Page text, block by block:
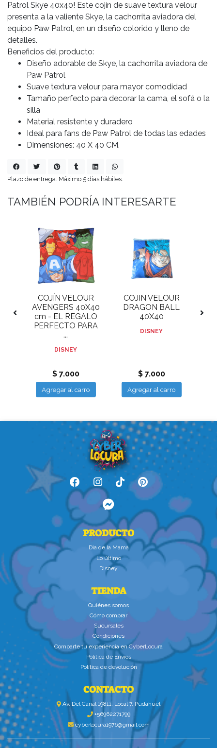
Patrol Skye 40x40! Este cojín de suave textura velour
presenta a la valiente Skye, la cachorrita aviadora del
equipo Paw Patrol, en un diseño colorido y lleno de
detalles.
Beneficios del producto:
Diseño adorable de Skye, la cachorrita aviadora de
Paw Patrol
Suave textura velour para mayor comodidad
Tamaño perfecto para decorar la cama, el sofá o la
silla
Material resistente y duradero
Ideal para fans de Paw Patrol de todas las edades
Dimensiones: 40 X 40 CM.
Plazo de entrega: Máximo 5 días hábiles.
TAMBIÉN PODRÍA INTERESARTE
COJÍN VELOUR
AVENGERS 40X40
cm - EL REGALO
PERFECTO PARA
...
DISNEY
$ 7.000
Agregar al carro
COJIN VELOUR
DRAGON BALL
40X40
DISNEY
$ 7.000
Agregar al carro
PRODUCTO
Dìa de la Mamà
Lo último
Disney
TIENDA
Quiénes somos
Cómo comprar
Sucursales
Condiciones
Comparte tu experiencia en CyberLocura
Política de Envíos
Política de devolución
CONTACTO
Av. Del Canal 19811, Local 7, Pudahuel
+56962271799
cyberlocura1976@gmail.com